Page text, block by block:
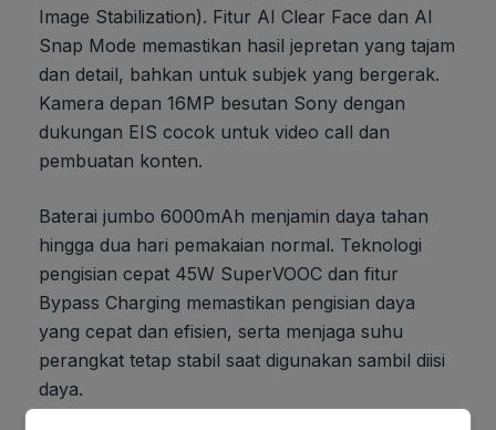
Image Stabilization). Fitur AI Clear Face dan AI
Snap Mode memastikan hasil jepretan yang tajam
dan detail, bahkan untuk subjek yang bergerak.
Kamera depan 16MP besutan Sony dengan
dukungan EIS cocok untuk video call dan
pembuatan konten.
Baterai jumbo 6000mAh menjamin daya tahan
hingga dua hari pemakaian normal. Teknologi
pengisian cepat 45W SuperVOOC dan fitur
Bypass Charging memastikan pengisian daya
yang cepat dan efisien, serta menjaga suhu
perangkat tetap stabil saat digunakan sambil diisi
daya.